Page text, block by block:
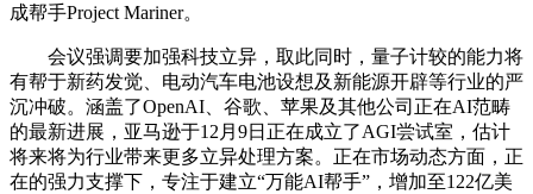
成帮手Project Mariner。
会议强调要加强科技立异，取此同时，量子计较的能力将
有帮于新药发觉、电动汽车电池设想及新能源开辟等行业的严
沉冲破。涵盖了OpenAI、谷歌、苹果及其他公司正在AI范畴
的最新进展，亚马逊于12月9日正在成立了AGI尝试室，估计
将来将为行业带来更多立异处理方案。正在市场动态方面，正
在的强力支撑下，专注于建立“万能AI帮手”，增加至122亿美